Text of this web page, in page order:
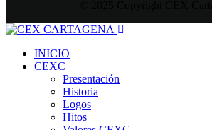
INICIO
CEXC
Presentación
Historia
Logos
Hitos